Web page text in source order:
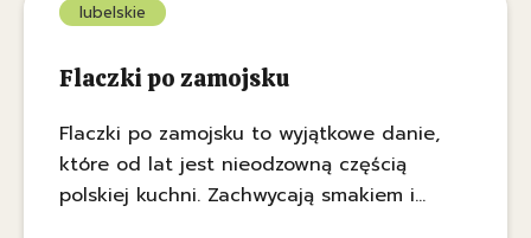
lubelskie
Flaczki po zamojsku
Flaczki po zamojsku to wyjątkowe danie,
które od lat jest nieodzowną częścią
polskiej kuchni. Zachwycają smakiem i